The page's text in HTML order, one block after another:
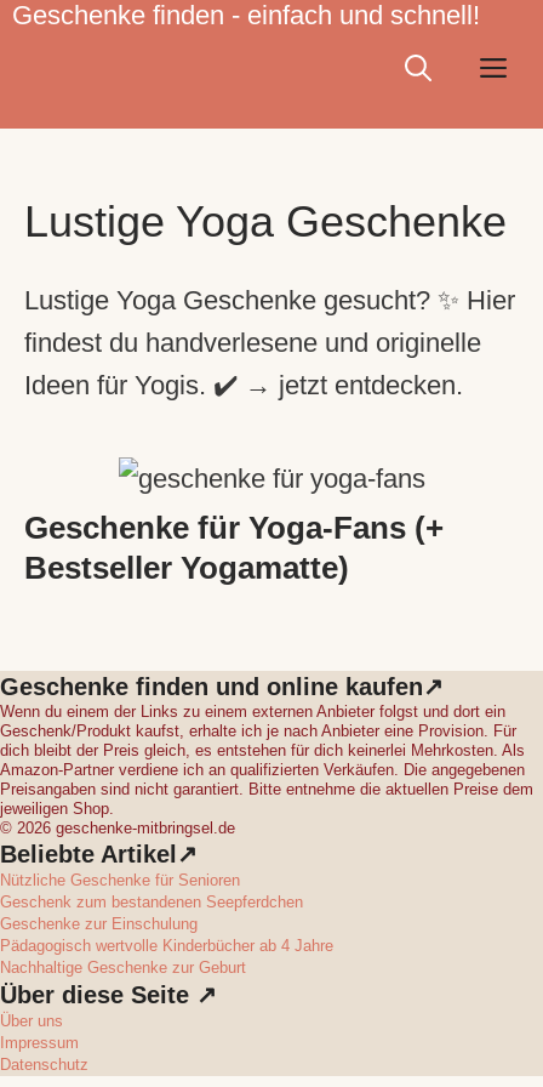
Zum
Geschenke finden - einfach und schnell!
Lustige Yoga Geschenke
Lustige Yoga Geschenke gesucht? ✨ Hier
findest du handverlesene und originelle
Ideen für Yogis. ✔️ → jetzt entdecken.
Geschenke für Yoga-Fans (+
Bestseller Yogamatte)
Geschenke finden und online kaufen↗
Wenn du einem der Links zu einem externen Anbieter folgst und dort ein
Geschenk/Produkt kaufst, erhalte ich je nach Anbieter eine Provision. Für
dich bleibt der Preis gleich, es entstehen für dich keinerlei Mehrkosten. Als
Amazon-Partner verdiene ich an qualifizierten Verkäufen. Die angegebenen
Preisangaben sind nicht garantiert. Bitte entnehme die aktuellen Preise dem
jeweiligen Shop.
© 2026 geschenke-mitbringsel.de
Beliebte Artikel↗
Nützliche Geschenke für Senioren
Geschenk zum bestandenen Seepferdchen
Geschenke zur Einschulung
Pädagogisch wertvolle Kinderbücher ab 4 Jahre
Nachhaltige Geschenke zur Geburt
Über diese Seite ↗
Über uns
Impressum
Datenschutz